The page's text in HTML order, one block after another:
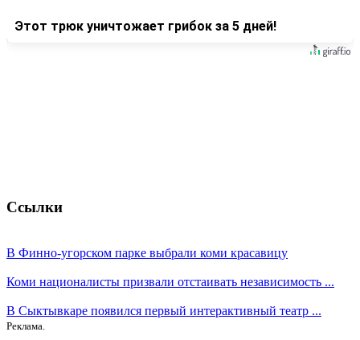
Этот трюк уничтожает грибок за 5 дней!
Ссылки
В Финно-угорском парке выбрали коми красавицу
Коми националисты призвали отстаивать независимость ...
В Сыктывкаре появился первый интерактивный театр ...
Реклама.